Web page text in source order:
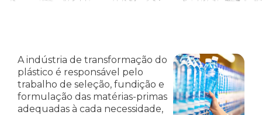
A indústria de transformação do
plástico é responsável pelo
trabalho de seleção, fundição e
formulação das matérias-primas
adequadas à cada necessidade,